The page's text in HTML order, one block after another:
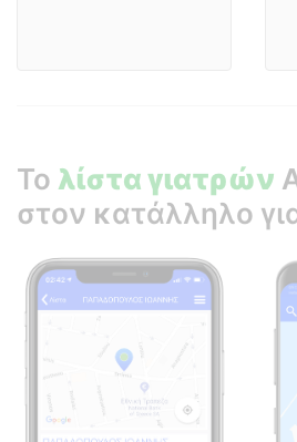
Το λίστα γιατρών
στον κατάλληλο